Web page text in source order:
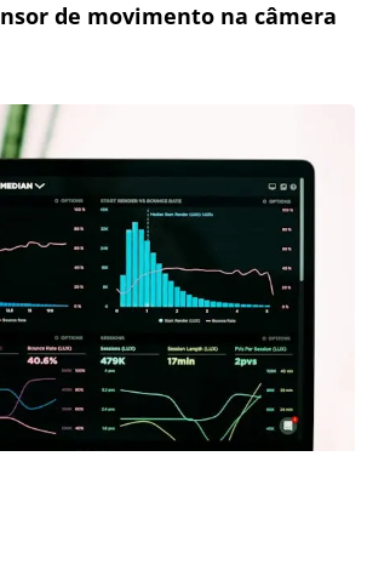
de movimento na câmera